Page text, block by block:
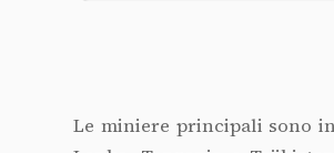
Le miniere principali sono